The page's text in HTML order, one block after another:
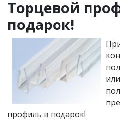
Торцевой
подарок!
профиль в подарок!